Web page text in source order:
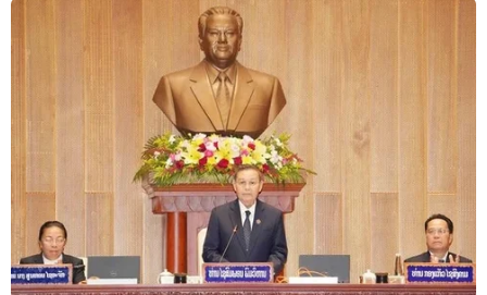
Trong cuộc họp ngày 19/2 với Bộ trưởng Nội vụ
Christophe Castaner, đại diện các tôn giáo như
Do Thái, Công giáo, Tin lành, Chính thống giáo,
Hồi giáo và Phật giáo cùng lãnh đạo của các tổ
chức thế tục đã kêu gọi "sự trỗi dậy của lương
tâm" chống chủ nghĩa bài Do Thái, trong khi
nhấn mạnh rằng các hành vi thù địch đã "làm
tổn thương toàn bộ nước Pháp"./.